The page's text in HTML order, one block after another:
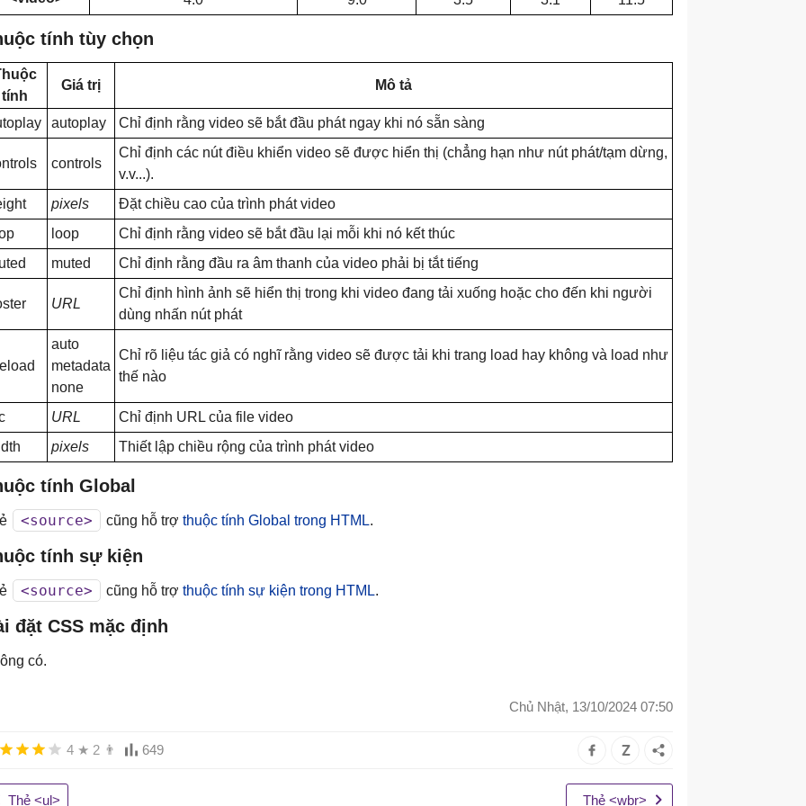
tính tùy chọn
tính
Giá trị Mô tả
autoplay Chỉ định rằng video sẽ bắt đầu phát ngay khi nó sẵn sàng
controls
Chỉ định các nút điều khiển video sẽ được hiển thị (chẳng hạn như nút phát/tạm dừng,
v.v...).
pixels
Đặt chiều cao của trình phát video
loop
Chỉ định rằng video sẽ bắt đầu lại mỗi khi nó kết thúc
muted Chỉ định rằng đầu ra âm thanh của video phải bị tắt tiếng
URL
Chỉ định hình ảnh sẽ hiển thị trong khi video đang tải xuống hoặc cho đến khi người
dùng nhấn nút phát
auto
metadata
none
Chỉ rõ liệu tác giả có nghĩ rằng video sẽ được tải khi trang load hay không và load như
thế nào
URL
Chỉ định URL của file video
pixels Thiết lập chiều rộng của trình phát video
tính Global
<source> cũng hỗ trợ thuộc tính Global trong HTML.
tính sự kiện
<source> cũng hỗ trợ thuộc tính sự kiện trong HTML.
đặt CSS mặc định
có.
Chủ Nhật, 13/10/2024 07:50
4 ★ 2 👨 649
Thẻ <ul> Thẻ <wbr>